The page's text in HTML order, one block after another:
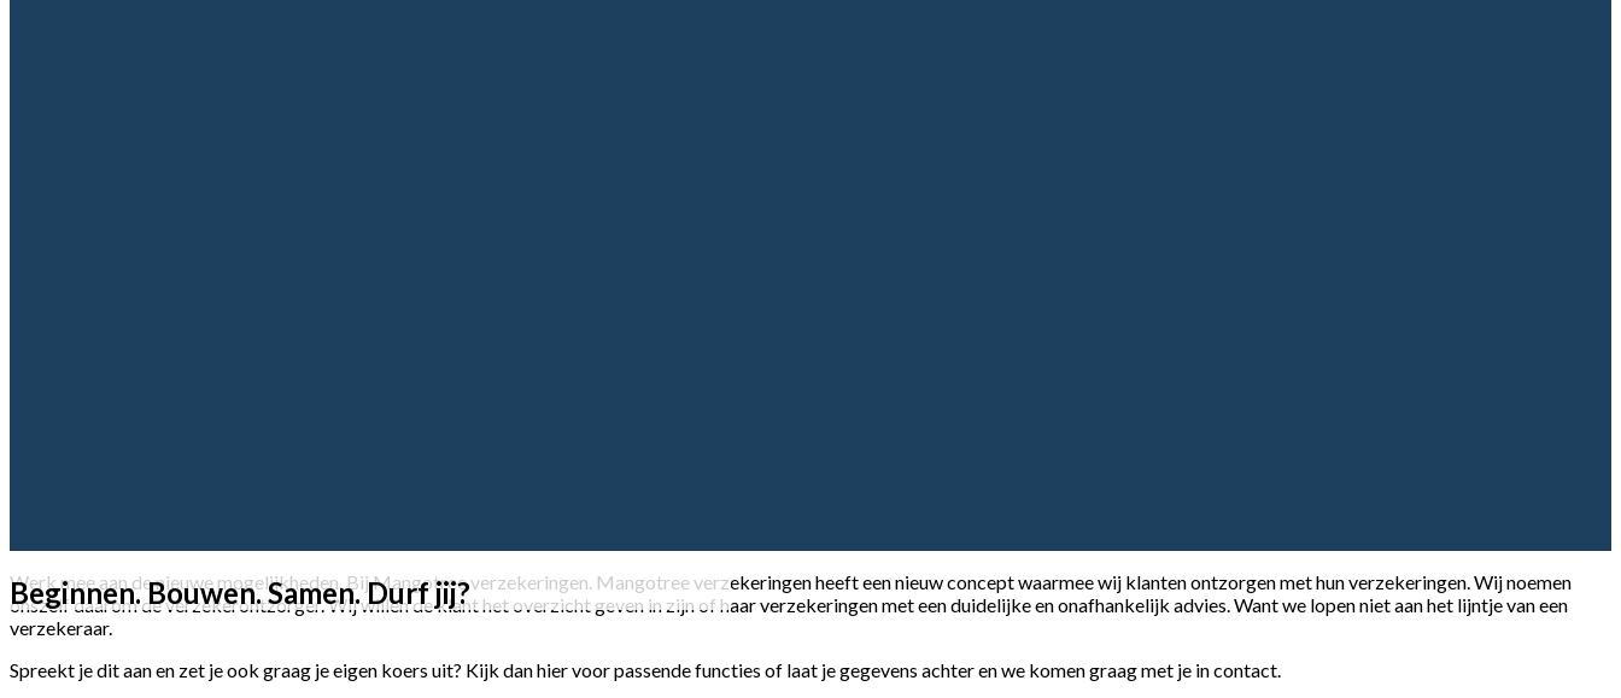
Beginnen. Bouwen. Samen. Durf jij?
Werk mee aan de nieuwe mogelijkheden. Bij Mangotree verzekeringen. Mangotree verzekeringen heeft een nieuw concept waarmee wij klanten ontzorgen met hun verzekeringen. Wij noemen
onszelf daarom de verzekerontzorger. Wij willen de klant het overzicht geven in zijn of haar verzekeringen met een duidelijke en onafhankelijk advies. Want we lopen niet aan het lijntje van een
verzekeraar.
Spreekt je dit aan en zet je ook graag je eigen koers uit? Kijk dan hier voor passende functies of laat je gegevens achter en we komen graag met je in contact.